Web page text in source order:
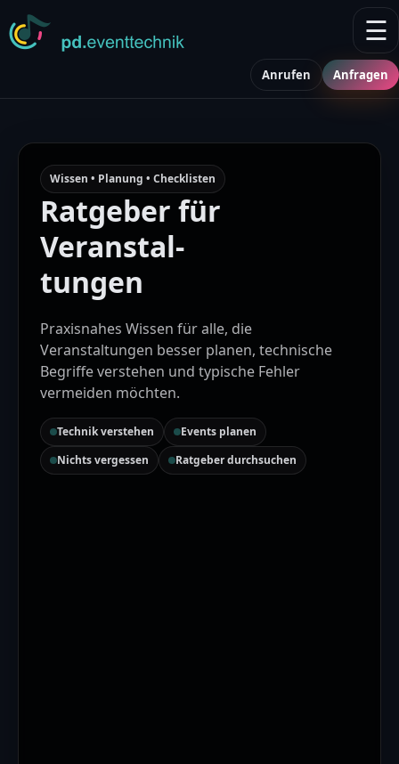
Anrufen Anfragen
☰
Wissen • Planung • Checklisten
Ratgeber für
Veranstal-
tungen
Praxisnahes Wissen für alle, die
Veranstaltungen besser planen, technische
Begriffe verstehen und typische Fehler
vermeiden möchten.
Technik verstehen
Events planen
Nichts vergessen
Ratgeber durchsuchen